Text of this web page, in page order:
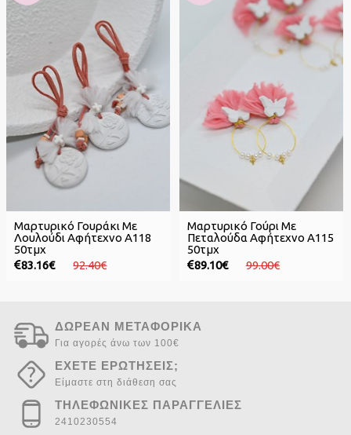
Μαρτυρικό Γουράκι Με
Λουλούδι Αφήτεχνο Α118
50τμχ
83.16€
92.40€
Μαρτυρικό Γούρι Με
Πεταλούδα Αφήτεχνο Α115
50τμχ
89.10€
99.00€
ΔΩΡΕΑΝ ΜΕΤΑΦΟΡΙΚΑ
Για αγορές άνω των 100€
ΕΧΕΤΕ ΕΡΩΤΗΣΕΙΣ;
Είμαστε στη διάθεση σας
ΤΗΛΕΦΩΝΙΚΕΣ ΠΑΡΑΓΓΕΛΙΕΣ
2410230554